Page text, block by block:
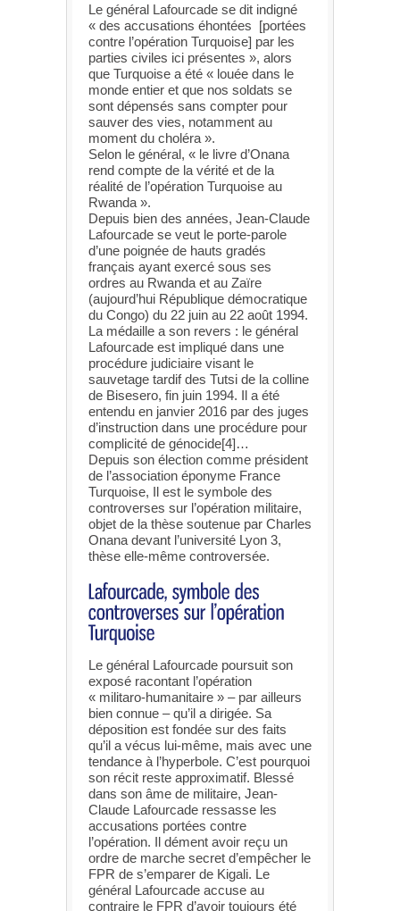
Le général Lafourcade se dit indigné
« des accusations éhontées [portées
contre l’opération Turquoise] par les
parties civiles ici présentes », alors
que Turquoise a été « louée dans le
monde entier et que nos soldats se
sont dépensés sans compter pour
sauver des vies, notamment au
moment du choléra ».
Selon le général, « le livre d’Onana
rend compte de la vérité et de la
réalité de l’opération Turquoise au
Rwanda ».
Depuis bien des années, Jean-Claude
Lafourcade se veut le porte-parole
d’une poignée de hauts gradés
français ayant exercé sous ses
ordres au Rwanda et au Zaïre
(aujourd’hui République démocratique
du Congo) du 22 juin au 22 août 1994.
La médaille a son revers : le général
Lafourcade est impliqué dans une
procédure judiciaire visant le
sauvetage tardif des Tutsi de la colline
de Bisesero, fin juin 1994. Il a été
entendu en janvier 2016 par des juges
d’instruction dans une procédure pour
complicité de génocide[4]…
Depuis son élection comme président
de l’association éponyme France
Turquoise, Il est le symbole des
controverses sur l’opération militaire,
objet de la thèse soutenue par Charles
Onana devant l’université Lyon 3,
thèse elle-même controversée.
Le général Lafourcade poursuit son
exposé racontant l’opération
« militaro-humanitaire » – par ailleurs
bien connue – qu’il a dirigée. Sa
déposition est fondée sur des faits
qu’il a vécus lui-même, mais avec une
tendance à l’hyperbole. C’est pourquoi
son récit reste approximatif. Blessé
dans son âme de militaire, Jean-
Claude Lafourcade ressasse les
accusations portées contre
l’opération. Il dément avoir reçu un
ordre de marche secret d’empêcher le
FPR de s’emparer de Kigali. Le
général Lafourcade accuse au
contraire le FPR d’avoir toujours été